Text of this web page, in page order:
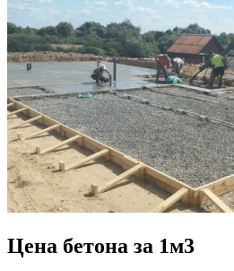
Цена бетона за 1м3